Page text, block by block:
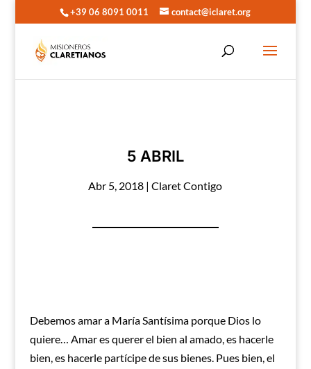
+39 06 8091 0011 contact@iclaret.org
5 ABRIL
Abr 5, 2018 |Claret Contigo
Debemos amar a María Santísima porque Dios lo
quiere… Amar es querer el bien al amado, es hacerle
bien, es hacerle partícipe de sus bienes. Pues bien, el